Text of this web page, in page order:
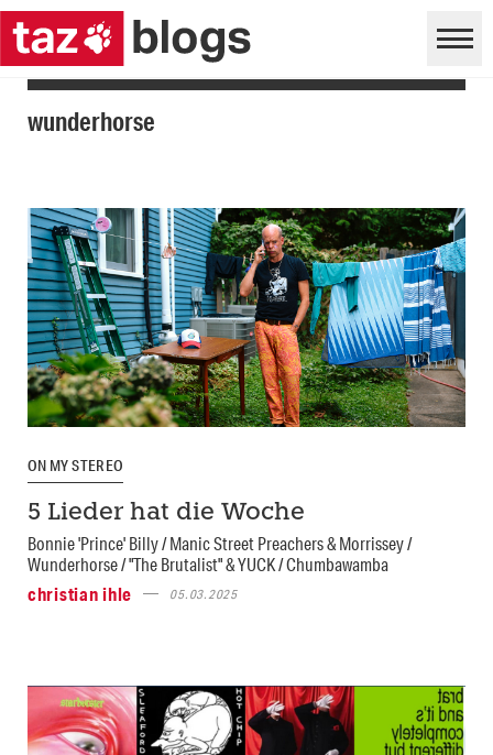
wunderhorse
ON MY STEREO
5 Lieder hat die Woche
Bonnie 'Prince' Billy / Manic Street Preachers & Morrissey /
Wunderhorse / "The Brutalist" & YUCK / Chumbawamba
christian ihle
05.03.2025